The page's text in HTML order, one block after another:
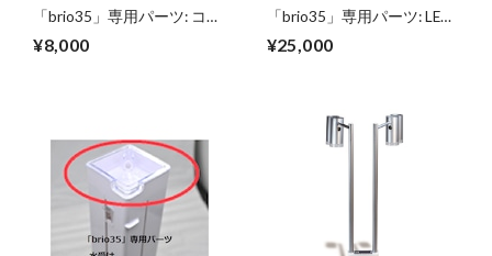
「brio35」専用パーツ: コラ
¥8,000
「brio35」専用パーツ: LED
¥25,000